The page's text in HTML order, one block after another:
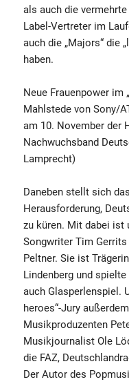
als auch die
Label-Vertreter im
auch die „Majors“ die
haben.
Neue Frauenpower im
Mahlstede von Sony/
am 10. November der
Nachwuchsband
Lamprecht)
Daneben stellt sich
Herausforderung,
zu küren. Mit dabei ist
Songwriter Tim
Peltner. Sie ist
Lindenberg und
auch Glasperlenspiel.
heroes“-Jury
Musikproduzenten
Musikjournalist Ole
die FAZ,
Der Autor des